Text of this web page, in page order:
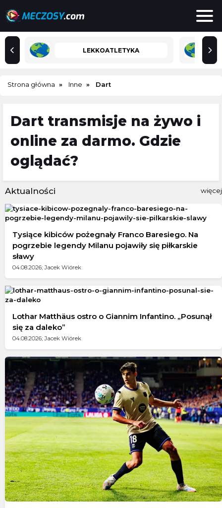
LEKKOATLETYKA
Strona główna Inne Dart
Dart transmisje na żywo i
online za darmo. Gdzie
oglądać?
Aktualności więcej
Tysiące kibiców pożegnały Franco Baresiego. Na
pogrzebie legendy Milanu pojawiły się piłkarskie
sławy
04.08.2026; Jacek Wiórek
Lothar Matthäus ostro o Giannim Infantino. „Posunął
się za daleko”
04.08.2026; Jacek Wiórek